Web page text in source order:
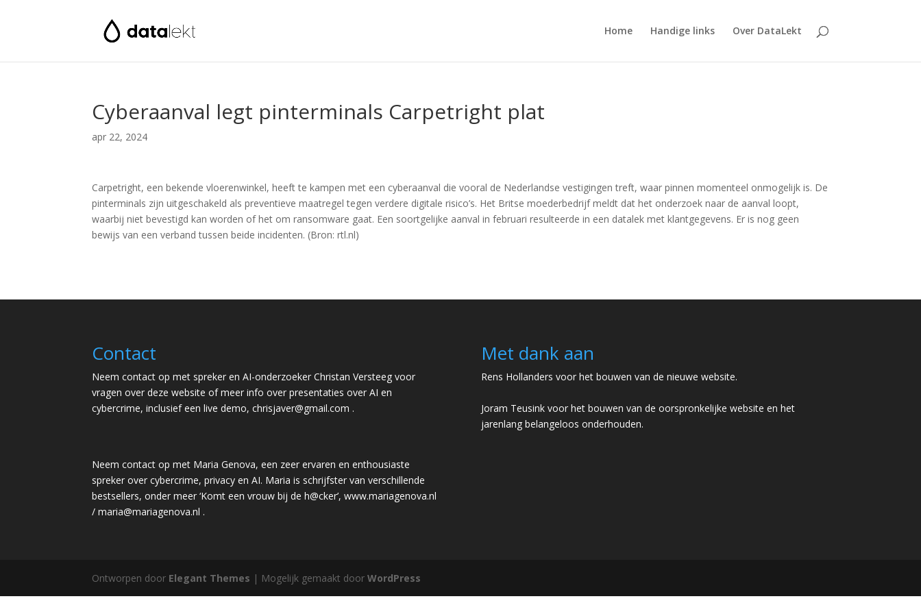
Home Handige links Over DataLekt
Cyberaanval legt pinterminals Carpetright plat
apr 22, 2024
Carpetright, een bekende vloerenwinkel, heeft te kampen met een cyberaanval die vooral de Nederlandse vestigingen treft, waar pinnen momenteel onmogelijk is. De
pinterminals zijn uitgeschakeld als preventieve maatregel tegen verdere digitale risico’s. Het Britse moederbedrijf meldt dat het onderzoek naar de aanval loopt,
waarbij niet bevestigd kan worden of het om ransomware gaat. Een soortgelijke aanval in februari resulteerde in een datalek met klantgegevens. Er is nog geen
bewijs van een verband tussen beide incidenten. (Bron: rtl.nl)
Contact
Neem contact op met spreker en AI-onderzoeker Christan Versteeg voor
vragen over deze website of meer info over presentaties over AI en
cybercrime, inclusief een live demo,chrisjaver@gmail.com .
Neem contact op met Maria Genova, een zeer ervaren en enthousiaste
spreker over cybercrime, privacy en AI. Maria is schrijfster van verschillende
bestsellers, onder meer ‘Komt een vrouw bij de h@cker’,www.mariagenova.nl
/maria@mariagenova.nl .
Met dank aan
Rens Hollanders voor het bouwen van de nieuwe website.
Joram Teusink voor het bouwen van de oorspronkelijke website en het
jarenlang belangeloos onderhouden.
Ontworpen door Elegant Themes | Mogelijk gemaakt doorWordPress